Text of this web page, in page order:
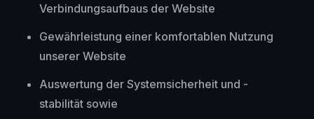
Verbindungsaufbaus der Website
Gewährleistung einer komfortablen Nutzung
unserer Website
Auswertung der Systemsicherheit und -
stabilität sowie